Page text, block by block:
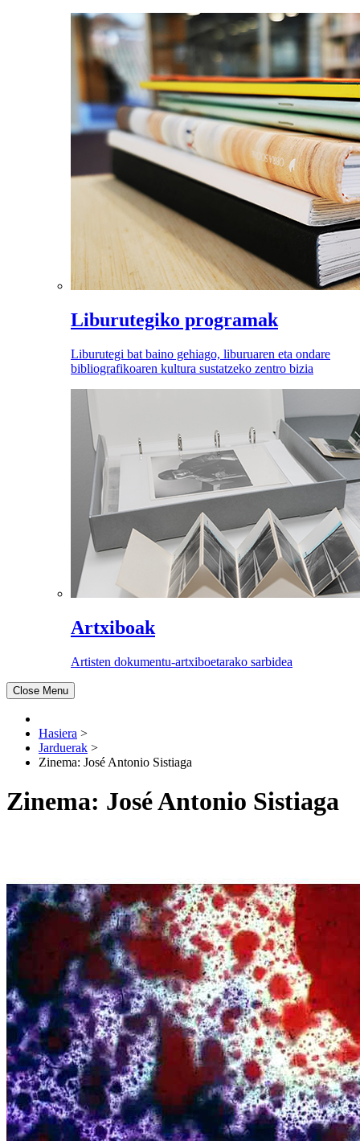
Liburutegiko programak
Liburutegi bat baino gehiago, liburuaren eta ondare
bibliografikoaren kultura sustatzeko zentro bizia
Artxiboak
Artisten dokumentu-artxiboetarako sarbidea
Close Menu
Hasiera >
Jarduerak >
Zinema: José Antonio Sistiaga
Zinema: José Antonio Sistiaga